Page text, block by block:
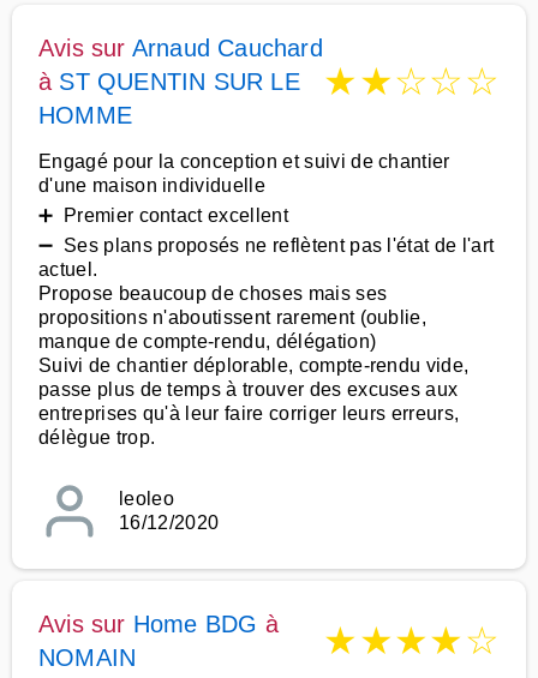
Avis sur Arnaud Cauchard
à ST QUENTIN SUR LE
HOMME
★★☆☆☆
Engagé pour la conception et suivi de chantier
d'une maison individuelle
➕ Premier contact excellent
➖ Ses plans proposés ne reflètent pas l'état de l'art
actuel.
Propose beaucoup de choses mais ses
propositions n'aboutissent rarement (oublie,
manque de compte-rendu, délégation)
Suivi de chantier déplorable, compte-rendu vide,
passe plus de temps à trouver des excuses aux
entreprises qu'à leur faire corriger leurs erreurs,
délègue trop.
leoleo
16/12/2020
Avis sur Home BDG à
NOMAIN
★★★★☆